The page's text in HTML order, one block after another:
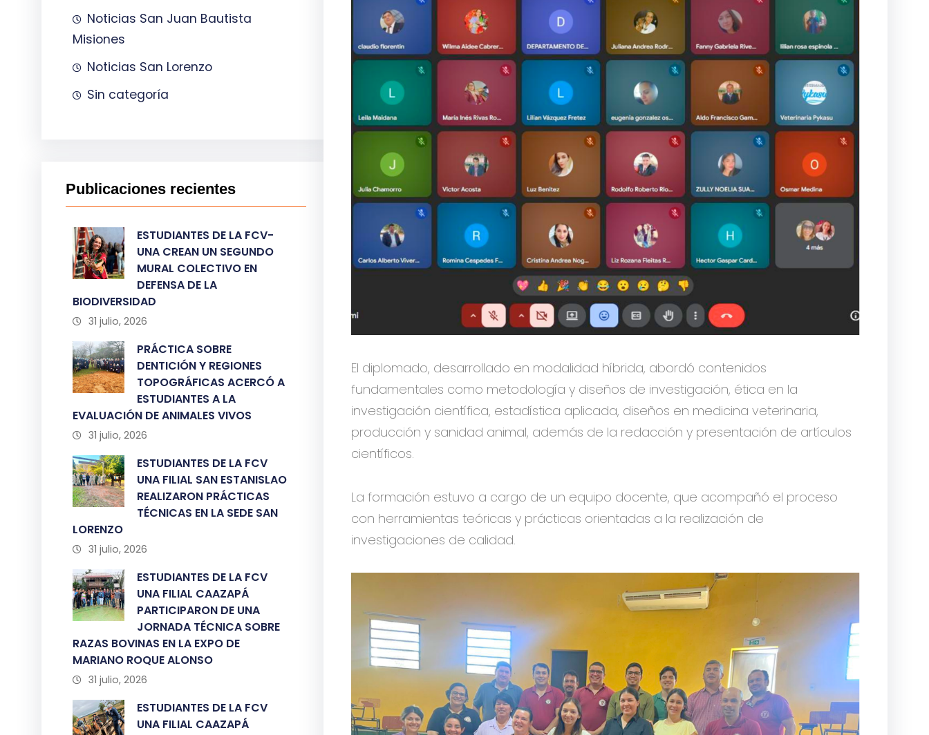
Noticias San Juan Bautista
Misiones
Noticias San Lorenzo
Sin categoría
Publicaciones recientes
ESTUDIANTES DE LA FCV-
UNA CREAN UN SEGUNDO
MURAL COLECTIVO EN
DEFENSA DE LA
BIODIVERSIDAD
31 julio, 2026
PRÁCTICA SOBRE
DENTICIÓN Y REGIONES
TOPOGRÁFICAS ACERCÓ A
ESTUDIANTES A LA
EVALUACIÓN DE ANIMALES VIVOS
31 julio, 2026
ESTUDIANTES DE LA FCV
UNA FILIAL SAN ESTANISLAO
REALIZARON PRÁCTICAS
TÉCNICAS EN LA SEDE SAN
LORENZO
31 julio, 2026
ESTUDIANTES DE LA FCV
UNA FILIAL CAAZAPÁ
PARTICIPARON DE UNA
JORNADA TÉCNICA SOBRE
RAZAS BOVINAS EN LA EXPO DE
MARIANO ROQUE ALONSO
31 julio, 2026
ESTUDIANTES DE LA FCV
UNA FILIAL CAAZAPÁ
El diplomado, desarrollado en modalidad híbrida, abordó contenidos
fundamentales como metodología y diseños de investigación, ética en la
investigación científica, estadística aplicada, diseños en medicina veterinaria,
producción y sanidad animal, además de la redacción y presentación de artículos
científicos.
La formación estuvo a cargo de un equipo docente, que acompañó el proceso
con herramientas teóricas y prácticas orientadas a la realización de
investigaciones de calidad.